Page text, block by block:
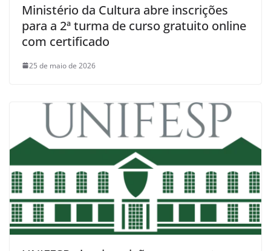
Ministério da Cultura abre inscrições
para a 2ª turma de curso gratuito online
com certificado
25 de maio de 2026